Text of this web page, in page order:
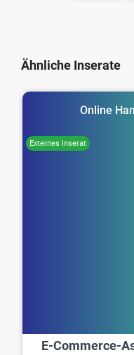
Ähnliche Inserate
Online
E-Commerce-